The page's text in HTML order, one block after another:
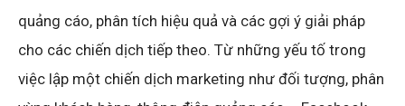
quảng cáo, phân tích hiệu quả và các gợi ý giải pháp
cho các chiến dịch tiếp theo. Từ những yếu tố trong
việc lập một chiến dịch marketing như đối tượng, phân